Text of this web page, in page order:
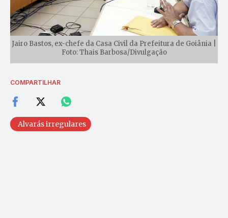
Jairo Bastos, ex-chefe da Casa Civil da Prefeitura de Goiânia |
Foto: Thais Barbosa/Divulgação
COMPARTILHAR
Alvarás irregulares